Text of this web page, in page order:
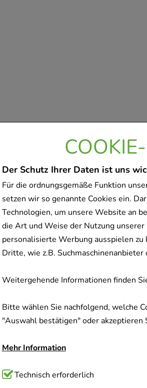
Der Schutz Ihrer Daten ist uns
Für die ordnungsgemäße Funktion
setzen wir so genannte Cookies ein.
Technologien, um unsere Website an
die Art und Weise der Nutzung
personalisierte Werbung ausspielen zu
Dritte, wie z.B.
Weitergehende Informationen finden
Bitte wählen Sie nachfolgend, welche
"Auswahl bestätigen" oder
Mehr Information
Technisch Notwendig:Hierbei handelt
Technisch erforderlich